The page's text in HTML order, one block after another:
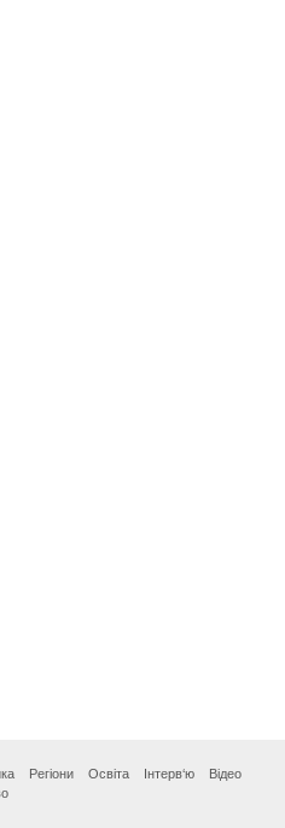
Регіони Освіта Інтерв‘ю
Відео